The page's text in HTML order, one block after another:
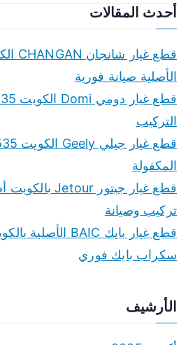
أحدث المقالات
الأصلية صيانة فورية
التركيب
المكفولة
تركيب وصيانة
سكراب بايك فوري
الأرشيف